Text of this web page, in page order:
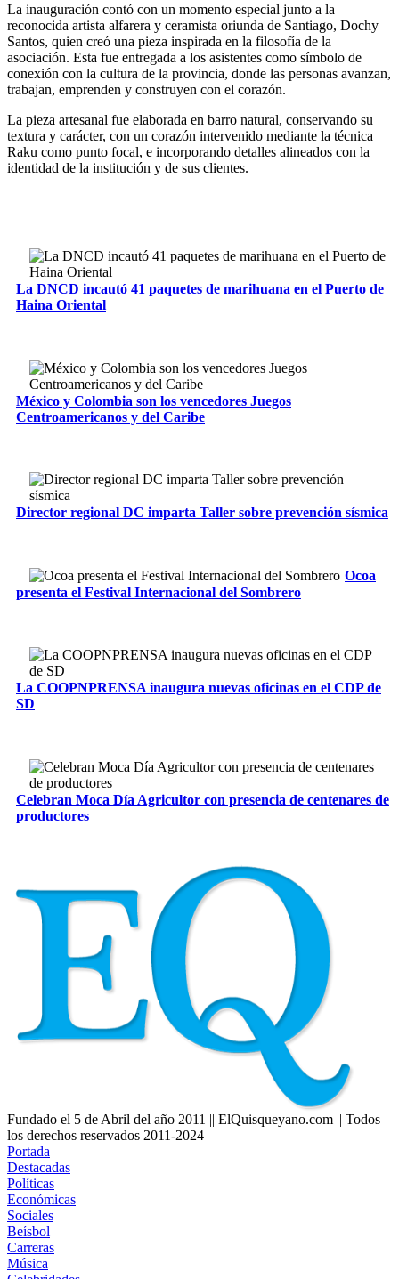
La inauguración contó con un momento especial junto a la
reconocida artista alfarera y ceramista oriunda de Santiago, Dochy
Santos, quien creó una pieza inspirada en la filosofía de la
asociación. Esta fue entregada a los asistentes como símbolo de
conexión con la cultura de la provincia, donde las personas avanzan,
trabajan, emprenden y construyen con el corazón.
La pieza artesanal fue elaborada en barro natural, conservando su
textura y carácter, con un corazón intervenido mediante la técnica
Raku como punto focal, e incorporando detalles alineados con la
identidad de la institución y de sus clientes.
La DNCD incautó 41 paquetes de marihuana en el Puerto de
Haina Oriental
México y Colombia son los vencedores Juegos
Centroamericanos y del Caribe
Director regional DC imparta Taller sobre prevención sísmica
Ocoa
presenta el Festival Internacional del Sombrero
La COOPNPRENSA inaugura nuevas oficinas en el CDP de
SD
Celebran Moca Día Agricultor con presencia de centenares de
productores
Fundado el 5 de Abril del año 2011 || ElQuisqueyano.com || Todos
los derechos reservados 2011-2024
Portada
Destacadas
Políticas
Económicas
Sociales
Beísbol
Carreras
Música